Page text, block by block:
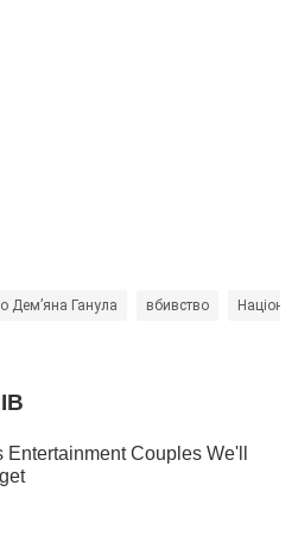
Дем’яна Ганула вбивство